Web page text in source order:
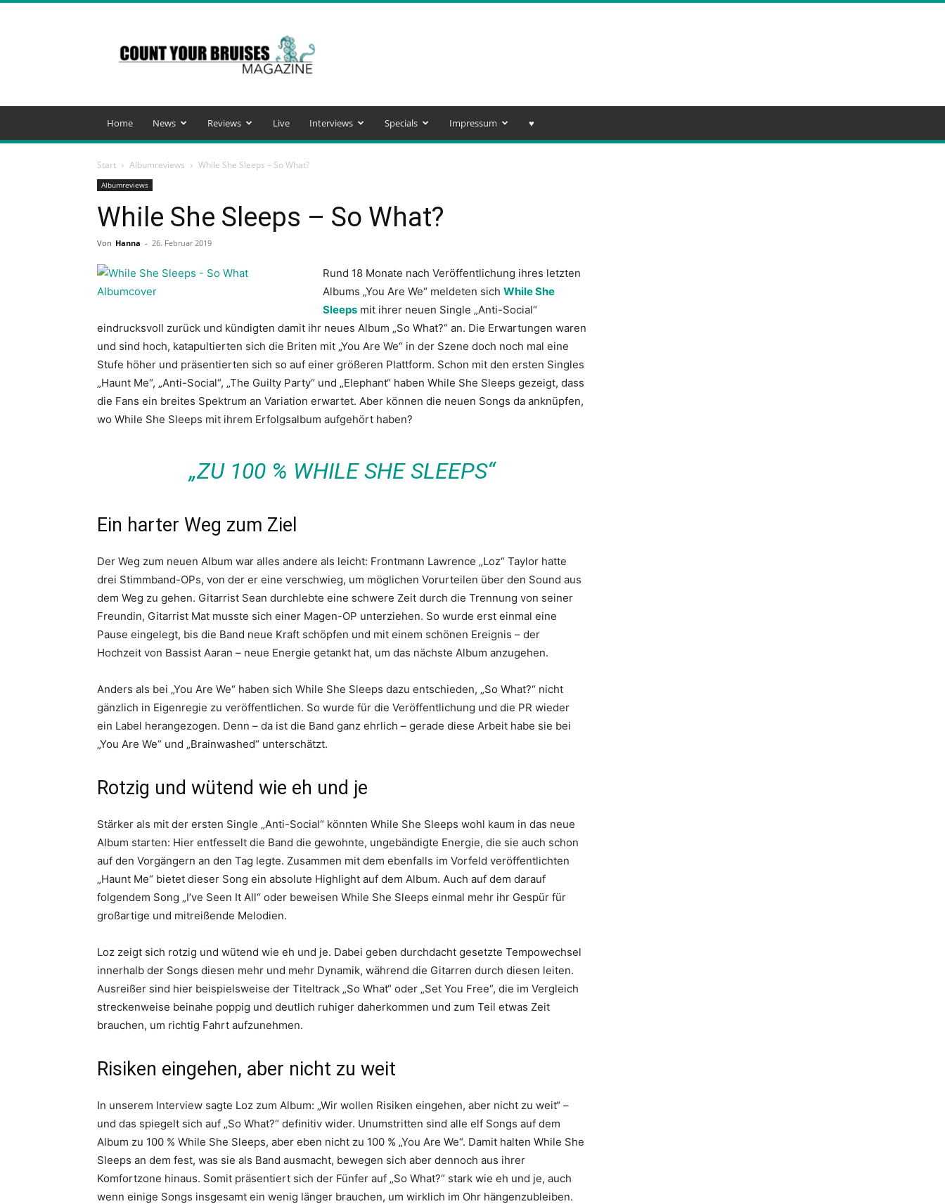
Your
Bruises
Magazine
Home News Reviews Live Interviews Specials Impressum ♥️
Start Albumreviews While She Sleeps – So What?
Albumreviews
While She Sleeps – So What?
Von Hanna - 26. Februar 2019
Rund 18 Monate nach Veröffentlichung ihres letzten
Albums „You Are We“ meldeten sich While She
Sleeps mit ihrer neuen Single „Anti-Social“
eindrucksvoll zurück und kündigten damit ihr neues Album „So What?“ an. Die Erwartungen waren
und sind hoch, katapultierten sich die Briten mit „You Are We“ in der Szene doch noch mal eine
Stufe höher und präsentierten sich so auf einer größeren Plattform. Schon mit den ersten Singles
„Haunt Me“, „Anti-Social“, „The Guilty Party“ und „Elephant“ haben While She Sleeps gezeigt, dass
die Fans ein breites Spektrum an Variation erwartet. Aber können die neuen Songs da anknüpfen,
wo While She Sleeps mit ihrem Erfolgsalbum aufgehört haben?
„ZU 100 % WHILE SHE SLEEPS“
Ein harter Weg zum Ziel
Der Weg zum neuen Album war alles andere als leicht: Frontmann Lawrence „Loz“ Taylor hatte
drei Stimmband-OPs, von der er eine verschwieg, um möglichen Vorurteilen über den Sound aus
dem Weg zu gehen. Gitarrist Sean durchlebte eine schwere Zeit durch die Trennung von seiner
Freundin, Gitarrist Mat musste sich einer Magen-OP unterziehen. So wurde erst einmal eine
Pause eingelegt, bis die Band neue Kraft schöpfen und mit einem schönen Ereignis – der
Hochzeit von Bassist Aaran – neue Energie getankt hat, um das nächste Album anzugehen.
Anders als bei „You Are We“ haben sich While She Sleeps dazu entschieden, „So What?“ nicht
gänzlich in Eigenregie zu veröffentlichen. So wurde für die Veröffentlichung und die PR wieder
ein Label herangezogen. Denn – da ist die Band ganz ehrlich – gerade diese Arbeit habe sie bei
„You Are We“ und „Brainwashed“ unterschätzt.
Rotzig und wütend wie eh und je
Stärker als mit der ersten Single „Anti-Social“ könnten While She Sleeps wohl kaum in das neue
Album starten: Hier entfesselt die Band die gewohnte, ungebändigte Energie, die sie auch schon
auf den Vorgängern an den Tag legte. Zusammen mit dem ebenfalls im Vorfeld veröffentlichten
„Haunt Me“ bietet dieser Song ein absolute Highlight auf dem Album. Auch auf dem darauf
folgendem Song „I’ve Seen It All“ oder beweisen While She Sleeps einmal mehr ihr Gespür für
großartige und mitreißende Melodien.
Loz zeigt sich rotzig und wütend wie eh und je. Dabei geben durchdacht gesetzte Tempowechsel
innerhalb der Songs diesen mehr und mehr Dynamik, während die Gitarren durch diesen leiten.
Ausreißer sind hier beispielsweise der Titeltrack „So What“ oder „Set You Free“, die im Vergleich
streckenweise beinahe poppig und deutlich ruhiger daherkommen und zum Teil etwas Zeit
brauchen, um richtig Fahrt aufzunehmen.
Risiken eingehen, aber nicht zu weit
In unserem Interview sagte Loz zum Album: „Wir wollen Risiken eingehen, aber nicht zu weit“ –
und das spiegelt sich auf „So What?“ definitiv wider. Unumstritten sind alle elf Songs auf dem
Album zu 100 % While She Sleeps, aber eben nicht zu 100 % „You Are We“. Damit halten While She
Sleeps an dem fest, was sie als Band ausmacht, bewegen sich aber dennoch aus ihrer
Komfortzone hinaus. Somit präsentiert sich der Fünfer auf „So What?“ stark wie eh und je, auch
wenn einige Songs insgesamt ein wenig länger brauchen, um wirklich im Ohr hängenzubleiben.